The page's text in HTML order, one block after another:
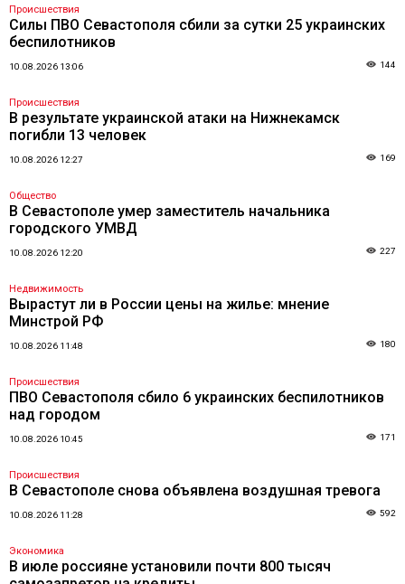
Происшествия
Силы ПВО Севастополя сбили за сутки 25 украинских
беспилотников
10.08.2026 13:06 144
Происшествия
В результате украинской атаки на Нижнекамск
погибли 13 человек
10.08.2026 12:27 169
Общество
В Севастополе умер заместитель начальника
городского УМВД
10.08.2026 12:20 227
Недвижимость
Вырастут ли в России цены на жилье: мнение
Минстрой РФ
10.08.2026 11:48 180
Происшествия
ПВО Севастополя сбило 6 украинских беспилотников
над городом
10.08.2026 10:45 171
Происшествия
В Севастополе снова объявлена воздушная тревога
10.08.2026 11:28 592
Экономика
В июле россияне установили почти 800 тысяч